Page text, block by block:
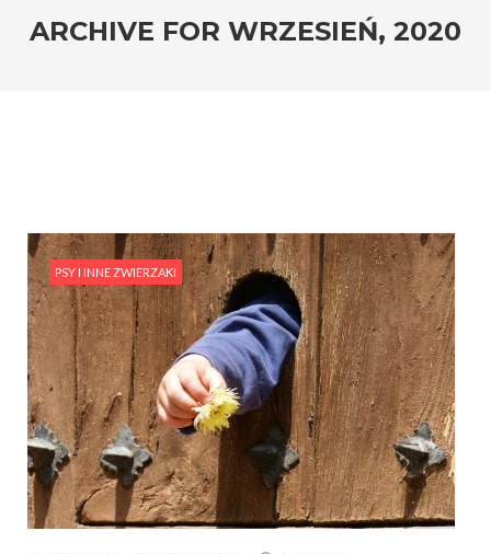
ARCHIVE FOR WRZESIEŃ, 2020
PSY I INNE ZWIERZAKI